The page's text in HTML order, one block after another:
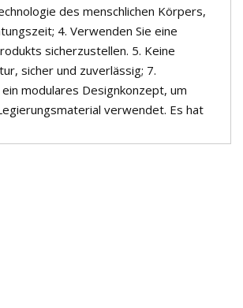
des menschlichen Körpers,
4. Verwenden Sie eine
sicherzustellen. 5. Keine
sicher und zuverlässig; 7.
modulares Designkonzept, um
verwendet. Es hat